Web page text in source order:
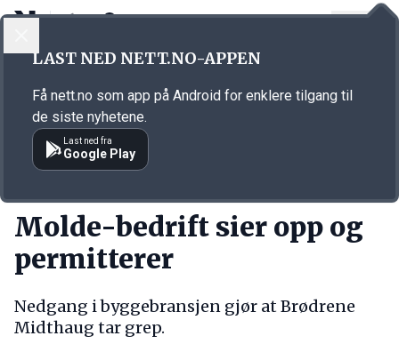
Annonsørinnhold
Molde-bedrift sier opp og
permitterer
Nedgang i byggebransjen gjør at Brødrene
Midthaug tar grep.
LAST NED NETT.NO-APPEN
Få nett.no som app på Android for enklere tilgang til
de siste nyhetene.
Last ned fra
Google Play